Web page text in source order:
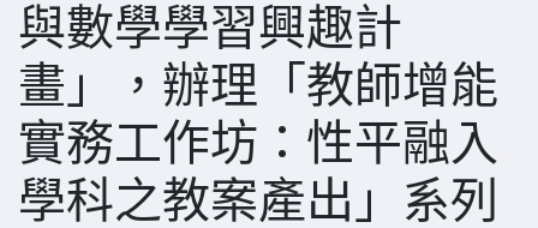
與數學學習興趣計
畫」，辦理「教師增能
實務工作坊：性平融入
學科之教案產出」系列